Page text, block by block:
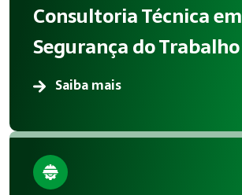
Consultoria Técnica em
Segurança do Trabalho
Saiba mais